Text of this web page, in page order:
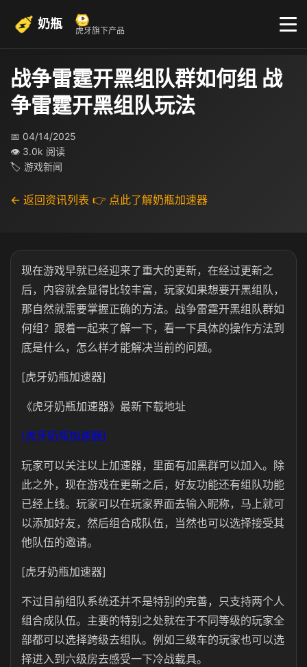
奶瓶 虎牙旗下产品
战争雷霆开黑组队群如何组 战
争雷霆开黑组队玩法
📅 04/14/2025
👁 3.0k 阅读
🏷 游戏新闻
← 返回资讯列表 👉 点此了解奶瓶加速器
现在游戏早就已经迎来了重大的更新，在经过更新之
后，内容就会显得比较丰富，玩家如果想要开黑组队，
那自然就需要掌握正确的方法。战争雷霆开黑组队群如
何组？跟着一起来了解一下，看一下具体的操作方法到
底是什么，怎么样才能解决当前的问题。
[虎牙奶瓶加速器]
《虎牙奶瓶加速器》最新下载地址
[虎牙奶瓶加速器]
玩家可以关注以上加速器，里面有加黑群可以加入。除
此之外，现在游戏在更新之后，好友功能还有组队功能
已经上线。玩家可以在玩家界面去输入昵称，马上就可
以添加好友，然后组合成队伍，当然也可以选择接受其
他队伍的邀请。
[虎牙奶瓶加速器]
不过目前组队系统还并不是特别的完善，只支持两个人
组合成队伍。主要的特别之处就在于不同等级的玩家全
部都可以选择跨级去组队。例如三级车的玩家也可以选
择进入到六级房去感受一下冷战载具。